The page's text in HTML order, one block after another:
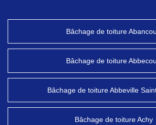
Bâchage de toiture
Bâchage de toiture
Bâchage de toiture Abbeville
Bâchage de toiture Achy